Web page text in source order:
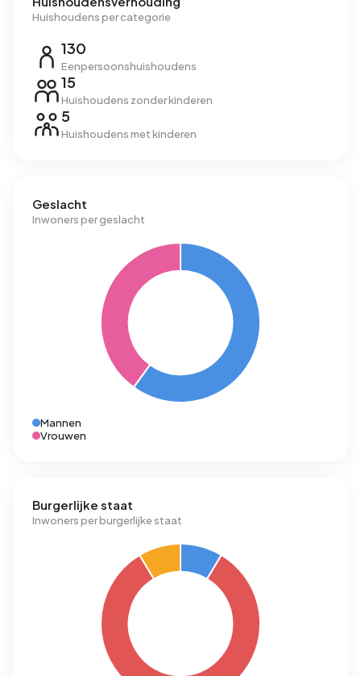
Huishoudens per categorie
130
Eenpersoonshuishoudens
15
Huishoudens zonder kinderen
5
Huishoudens met kinderen
Geslacht
Inwoners per geslacht
Mannen
Vrouwen
Burgerlijke staat
Inwoners per burgerlijke staat